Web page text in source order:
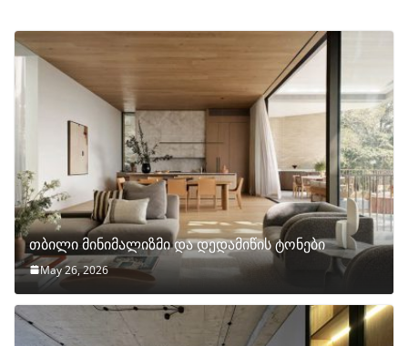
თბილი მინიმალიზმი და დედამიწის ტონები
May 26, 2026